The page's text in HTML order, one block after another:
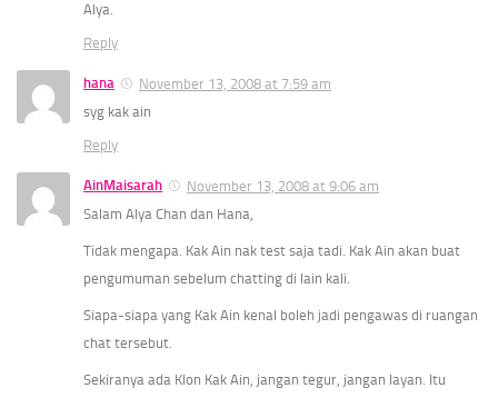
Alya.
Reply
hana
November 13, 2008 at 7:59 am
syg kak ain
Reply
AinMaisarah
November 13, 2008 at 9:06 am
Salam Alya Chan dan Hana,
Tidak mengapa. Kak Ain nak test saja tadi. Kak Ain akan buat
pengumuman sebelum chatting di lain kali.
Siapa-siapa yang Kak Ain kenal boleh jadi pengawas di ruangan
chat tersebut.
Sekiranya ada Klon Kak Ain, jangan tegur, jangan layan. Itu